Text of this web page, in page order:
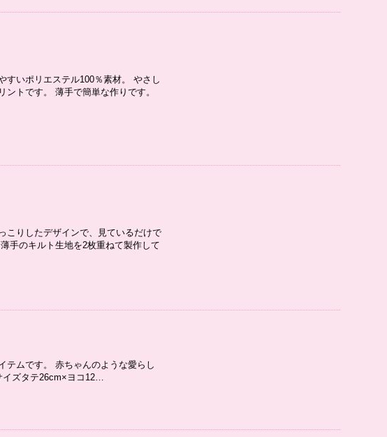
すいポリエステル100％素材。 やさし
トです。 薄手で簡単な作りです。
こりしたデザインで、見ているだけで
手のキルト生地を2枚重ねて製作して
テムです。 赤ちゃんのような愛らし
イズタテ26cm×ヨコ12…